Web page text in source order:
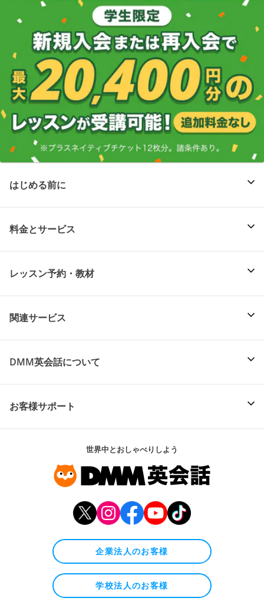
はじめる前に
料金とサービス
レッスン予約・教材
関連サービス
DMM英会話について
お客様サポート
世界中とおしゃべりしよう
企業法人のお客様
学校法人のお客様